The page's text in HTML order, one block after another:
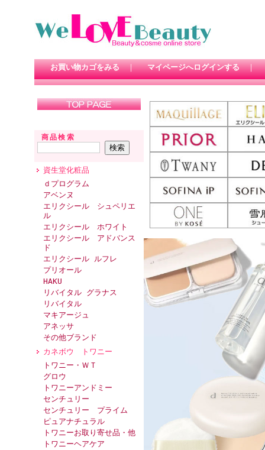
お買い物カゴをみる ｜ マイページへログインする ｜
商品検索
資生堂化粧品
ｄプログラム
アベンヌ
エリクシール シュペリエ
ル
エリクシール ホワイト
エリクシール アドバンス
ド
エリクシール ルフレ
プリオール
HAKU
リバイタル グラナス
リバイタル
マキアージュ
アネッサ
その他ブランド
カネボウ トワニー
トワニー・ＷＴ
グロウ
トワニーアンドミー
センチュリー
センチュリー プライム
ピュアナチュラル
トワニーお取り寄せ品・他
トワニーヘアケア